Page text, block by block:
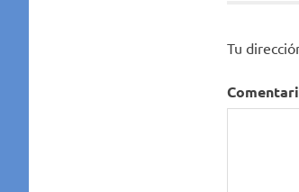
Tu